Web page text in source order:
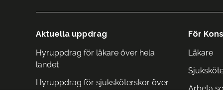
Aktuella uppdrag
Hyruppdrag för läkare över hela
landet
Hyruppdrag för sjuksköterskor över
För
Läkare
Arbeta